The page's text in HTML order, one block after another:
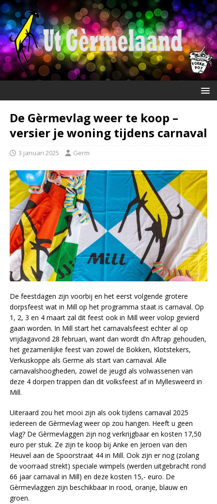
De Gèrmevlag weer te koop –
versier je woning tijdens carnaval
3 januari 2025 Germ
De feestdagen zijn voorbij en het eerst volgende grotere
dorpsfeest wat in Mill op het programma staat is carnaval. Op
1, 2, 3 en 4 maart zal dit feest ook in Mill weer volop gevierd
gaan worden. In Mill start het carnavalsfeest echter al op
vrijdagavond 28 februari, want dan wordt d’n Aftrap gehouden,
het gezamenlijke feest van zowel de Bokken, Klotstekers,
Verkuskoppe als Germe als start van carnaval. Alle
carnavalshoogheden, zowel de jeugd als volwassenen van
deze 4 dorpen trappen dan dit volksfeest af in Myllesweerd in
Mill.
Uiteraard zou het mooi zijn als ook tijdens carnaval 2025
iedereen de Gèrmevlag weer op zou hangen. Heeft u geen
vlag? De Gèrmevlaggen zijn nog verkrijgbaar en kosten 17,50
euro per stuk. Ze zijn te koop bij Anke en Jeroen van den
Heuvel aan de Spoorstraat 44 in Mill. Ook zijn er nog (zolang
de voorraad strekt) speciale wimpels (werden uitgebracht rond
66 jaar carnaval in Mill) en deze kosten 15,- euro. De
Gèrmevlaggen zijn beschikbaar in rood, oranje, blauw en
groen.